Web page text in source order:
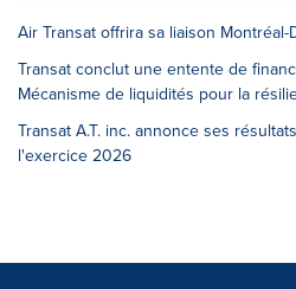
Air Transat offrira sa liaison Montréal-
Transat conclut une entente de
Mécanisme de liquidités pour la
Transat A.T. inc. annonce ses
l'exercice 2026